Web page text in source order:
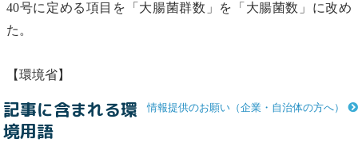
40号に定める項目を「 大腸菌群数 」を「大腸菌数」に改め
た。
【環境省】
情報提供のお願い（企業・自治体の方へ）
記事に含まれる環
境用語